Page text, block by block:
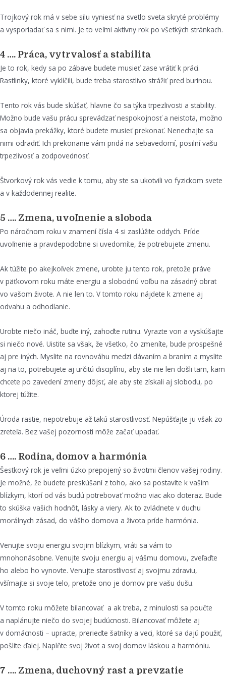
Trojkový rok má v sebe silu vyniesť na svetlo sveta skryté problémy
a vysporiadať sa s nimi. Je to veľmi aktívny rok po všetkých stránkach.
4 …. Práca, vytrvalosť a stabilita
Je to rok, kedy sa po zábave budete musieť zase vrátiť k práci.
Rastlinky, ktoré vyklíčili, bude treba starostlivo strážiť pred burinou.
Tento rok vás bude skúšať, hlavne čo sa týka trpezlivosti a stability.
Možno bude vašu prácu sprevádzať nespokojnosť a neistota, možno
sa objavia prekážky, ktoré budete musieť prekonať. Nenechajte sa
nimi odradiť. Ich prekonanie vám pridá na sebavedomí, posilní vašu
trpezlivosť a zodpovednosť.
Štvorkový rok vás vedie k tomu, aby ste sa ukotvili vo fyzickom svete
a v každodennej realite.
5 …. Zmena, uvoľnenie a sloboda
Po náročnom roku v znamení čísla 4 si zaslúžite oddych. Príde
uvoľnenie a pravdepodobne si uvedomíte, že potrebujete zmenu.
Ak túžite po akejkoľvek zmene, urobte ju tento rok, pretože práve
v päťkovom roku máte energiu a slobodnú voľbu na zásadný obrat
vo vašom živote. A nie len to. V tomto roku nájdete k zmene aj
odvahu a odhodlanie.
Urobte niečo ináč, buďte iný, zahoďte rutinu. Vyrazte von a vyskúšajte
si niečo nové. Uistite sa však, že všetko, čo zmeníte, bude prospešné
aj pre iných. Myslite na rovnováhu medzi dávaním a braním a myslite
aj na to, potrebujete aj určitú disciplínu, aby ste nie len došli tam, kam
chcete po zavedení zmeny dôjsť, ale aby ste získali aj slobodu, po
ktorej túžite.
Úroda rastie, nepotrebuje až takú starostlivosť. Nepúšťajte ju však zo
zreteľa. Bez vašej pozornosti môže začať upadať.
6 …. Rodina, domov a harmónia
Šestkový rok je veľmi úzko prepojený so životmi členov vašej rodiny.
Je možné, že budete preskúšaní z toho, ako sa postavíte k vašim
blízkym, ktorí od vás budú potrebovať možno viac ako doteraz. Bude
to skúška vašich hodnôt, lásky a viery. Ak to zvládnete v duchu
morálnych zásad, do vášho domova a života príde harmónia.
Venujte svoju energiu svojim blízkym, vráti sa vám to
mnohonásobne. Venujte svoju energiu aj vášmu domovu, zveľaďte
ho alebo ho vynovte. Venujte starostlivosť aj svojmu zdraviu,
všímajte si svoje telo, pretože ono je domov pre vašu dušu.
V tomto roku môžete bilancovať a ak treba, z minulosti sa poučte
a naplánujte niečo do svojej budúcnosti. Bilancovať môžete aj
v domácnosti – upracte, prerieďte šatníky a veci, ktoré sa dajú použiť,
pošlite ďalej. Naplňte svoj život a svoj domov láskou a harmóniu.
7 …. Zmena, duchovný rast a prevzatie